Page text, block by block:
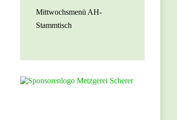
Mittwochsmenü AH-
Stammtisch